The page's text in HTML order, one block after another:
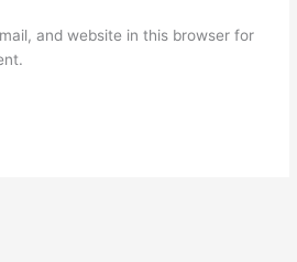
and website in this browser for